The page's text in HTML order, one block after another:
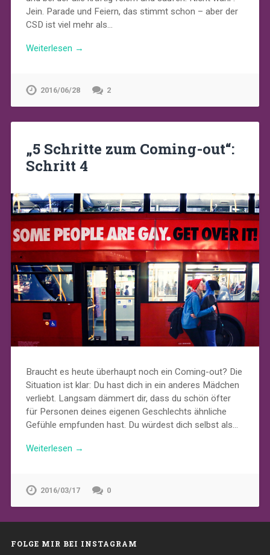
Jein. Parade und Feiern, das stimmt schon – aber der
CSD ist viel mehr als…
Weiterlesen →
2016/06/28 2
„5 Schritte zum Coming-out“:
Schritt 4
Braucht es heute überhaupt noch ein Coming-out? Die
Situation ist klar: Du hast dich in ein anderes Mädchen
verliebt. Langsam dämmert dir, dass du schön öfter
für Personen deines eigenen Geschlechts ähnliche
Gefühle empfunden hast. Du würdest dich selbst als…
Weiterlesen →
2016/03/17 0
FOLGE MIR BEI INSTAGRAM